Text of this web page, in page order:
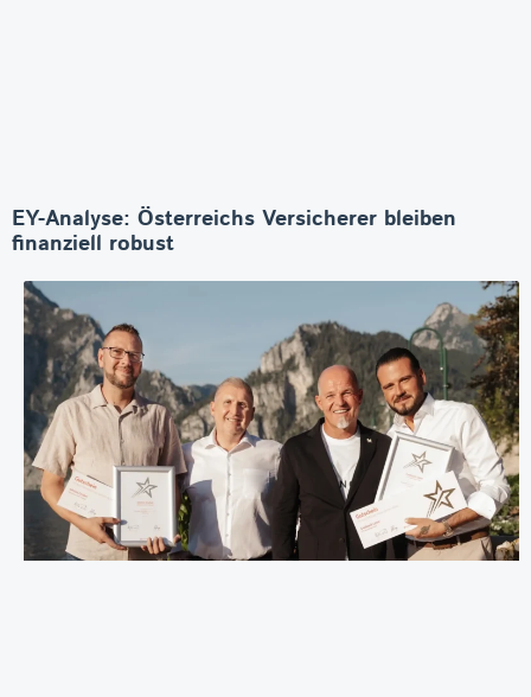
EY-Analyse: Österreichs Versicherer bleiben
finanziell robust